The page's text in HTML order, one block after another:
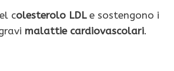
colesterolo LDLe sostengono i
malattie cardiovascolari.